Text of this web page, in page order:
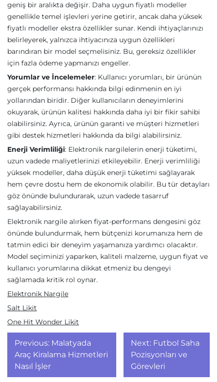
geniş bir aralıkta değişir. Daha uygun fiyatlı modeller
genellikle temel işlevleri yerine getirir, ancak daha yüksek
fiyatlı modeller ekstra özellikler sunar. Kendi ihtiyaçlarınızı
belirleyerek, yalnızca ihtiyacınıza uygun özellikleri
barındıran bir model seçmelisiniz. Bu, gereksiz özellikler
için fazla ödeme yapmanızı engeller.
Yorumlar ve İncelemeler: Kullanıcı yorumları, bir ürünün
gerçek performansı hakkında bilgi edinmenin en iyi
yollarından biridir. Diğer kullanıcıların deneyimlerini
okuyarak, ürünün kalitesi hakkında daha iyi bir fikir sahibi
olabilirsiniz. Ayrıca, ürünün garanti ve müşteri hizmetleri
gibi destek hizmetleri hakkında da bilgi alabilirsiniz.
Enerji Verimliliği: Elektronik nargilelerin enerji tüketimi,
uzun vadede maliyetlerinizi etkileyebilir. Enerji verimliliği
yüksek modeller, daha düşük enerji tüketimi sağlayarak
hem çevre dostu hem de ekonomik olabilir. Bu tür detayları
göz önünde bulundurarak, uzun vadede tasarruf
sağlayabilirsiniz.
Elektronik nargile alırken fiyat-performans dengesini göz
önünde bulundurmak, hem bütçenizi korumanıza hem de
tatmin edici bir deneyim yaşamanıza yardımcı olacaktır.
Model seçiminizi yaparken, kaliteli malzeme, uygun fiyat ve
kullanıcı yorumlarına dikkat etmeniz bu dengeyi
sağlamada kritik rol oynar.
Elektronik Nargile
Salt Likit
One Hit Wonder Likit
Yazı
gezinmesi
Previous: Malatyada
Araç Kiralama Hizmetleri
Nasıl İşler
Next: Futbol Saha
Pozisyonları ve
Görevleri